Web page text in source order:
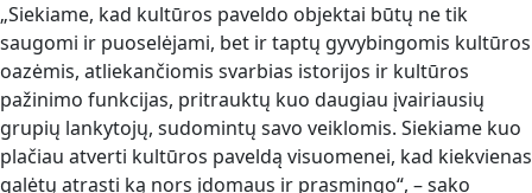
„Siekiame, kad kultūros paveldo objektai būtų ne tik
saugomi ir puoselėjami, bet ir taptų gyvybingomis kultūros
oazėmis, atliekančiomis svarbias istorijos ir kultūros
pažinimo funkcijas, pritrauktų kuo daugiau įvairiausių
grupių lankytojų, sudomintų savo veiklomis. Siekiame kuo
plačiau atverti kultūros paveldą visuomenei, kad kiekvienas
galėtų atrasti ką nors įdomaus ir prasmingo“, – sako